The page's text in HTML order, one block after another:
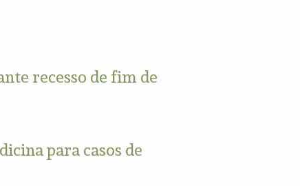
recesso de fim de
para casos de